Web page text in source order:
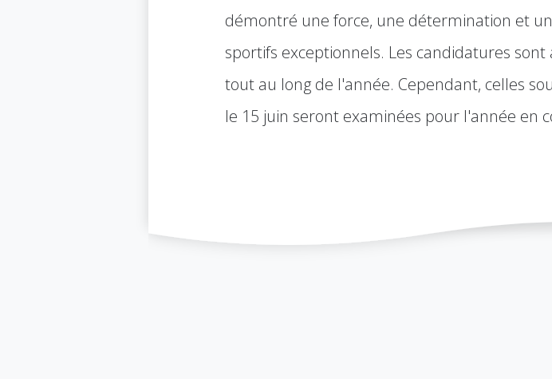
démontré une force, une détermination et
sportifs exceptionnels. Les candidatures sont
tout au long de l'année. Cependant, celles
le 15 juin seront examinées pour l'année en